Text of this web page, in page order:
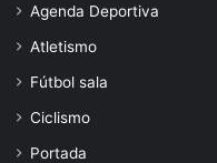
Agenda Deportiva
Atletismo
Fútbol sala
Ciclismo
Portada